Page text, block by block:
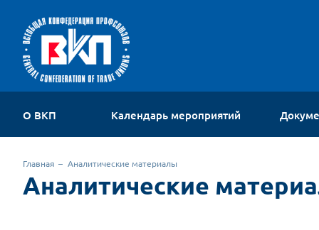
О ВКП
Устав
Руководство
Календарь мероприятий
Главная Аналитические материалы
Аналитические